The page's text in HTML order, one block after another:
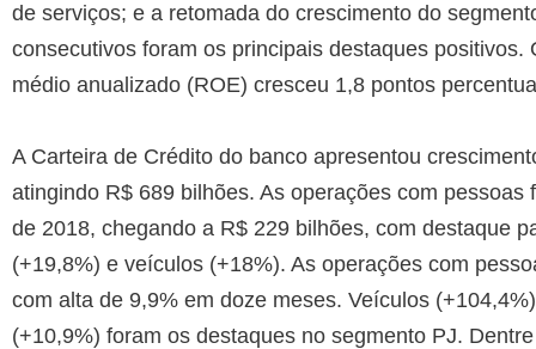
de serviços; e a retomada do crescimento do
consecutivos foram os principais destaques
médio anualizado (ROE) cresceu 1,8 pontos
A Carteira de Crédito do banco apresentou
atingindo R$ 689 bilhões. As operações com
de 2018, chegando a R$ 229 bilhões, com destaque
(+19,8%) e veículos (+18%). As operações com
com alta de 9,9% em doze meses. Veículos
(+10,9%) foram os destaques no segmento PJ.